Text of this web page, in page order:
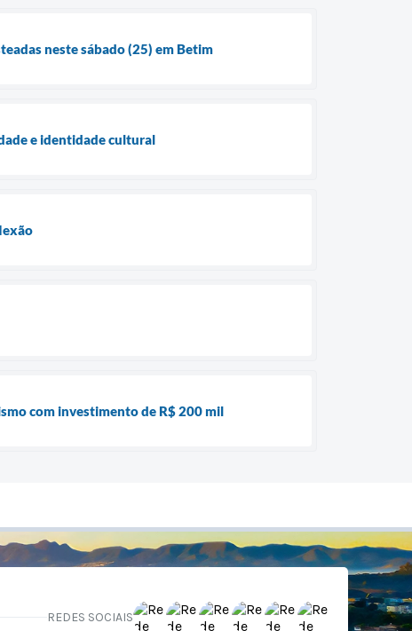
neste sábado (25) em Betim
e identidade cultural
com investimento de R$ 200 mil
REDES SOCIAIS